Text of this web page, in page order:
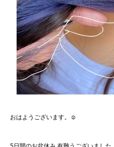
おはようございます。☺︎